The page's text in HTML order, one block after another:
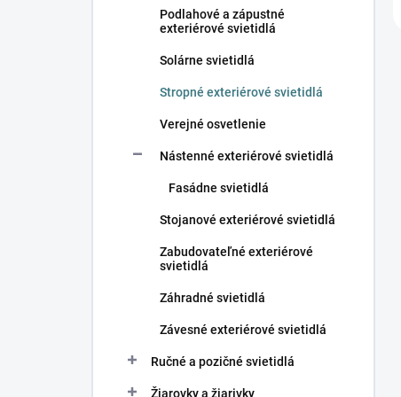
Podlahové a zápustné
exteriérové svietidlá
Solárne svietidlá
Stropné exteriérové svietidlá
Verejné osvetlenie
Nástenné exteriérové svietidlá
Fasádne svietidlá
Stojanové exteriérové svietidlá
Zabudovateľné exteriérové
svietidlá
Záhradné svietidlá
Závesné exteriérové svietidlá
Ručné a pozičné svietidlá
Žiarovky a žiarivky